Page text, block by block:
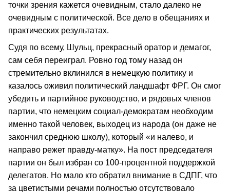
точки зрения кажется очевидным, стало далеко не
очевидным с политической. Все дело в обещаниях и
практических результатах.
Судя по всему, Шульц, прекрасный оратор и демагог,
сам себя переиграл. Ровно год тому назад он
стремительно вклинился в немецкую политику и
казалось оживил политический ландшафт ФРГ. Он смог
убедить и партийное руководство, и рядовых членов
партии, что немецким социал-демократам необходим
именно такой человек, выходец из народа (он даже не
закончил среднюю школу), который «и налево, и
направо режет правду-матку». На пост председателя
партии он был избран со 100-процентной поддержкой
делегатов. Но мало кто обратил внимание в СДПГ, что
за цветистыми речами полностью отсутствовало